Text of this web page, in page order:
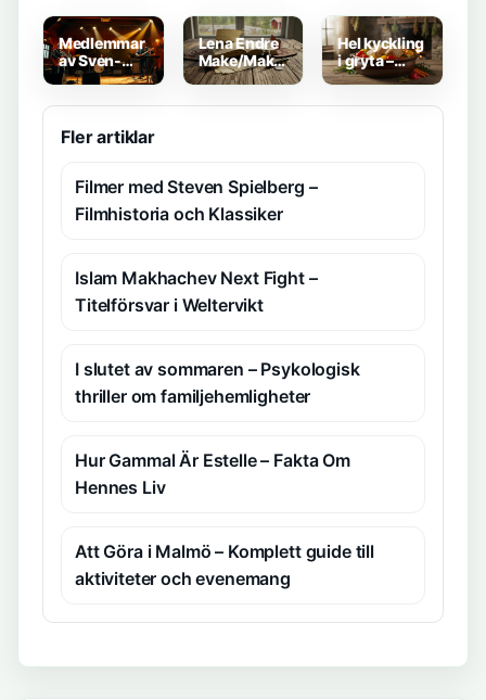
och Färger
Löpare
Praktiska
Förvaringstips
Medlemmar
av Sven-
Ingvars –
och tidigare
lista 2024
Lena Endre
Make/Maka
– Äkta
Och Fakta
Hel kyckling
i gryta –
Smak Och
Tillagning
Fler artiklar
Filmer med Steven Spielberg –
Filmhistoria och Klassiker
Islam Makhachev Next Fight –
Titelförsvar i Weltervikt
I slutet av sommaren – Psykologisk
thriller om familjehemligheter
Hur Gammal Är Estelle – Fakta Om
Hennes Liv
Att Göra i Malmö – Komplett guide till
aktiviteter och evenemang